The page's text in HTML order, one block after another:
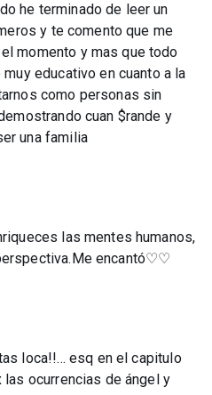
he terminado de leer un
y te comento que me
momento y mas que todo
educativo en cuanto a la
como personas sin
cuan $rande y
una familia
las mentes humanos,
encantó♡♡
loca!!... esq en el capitulo
ocurrencias de ángel y